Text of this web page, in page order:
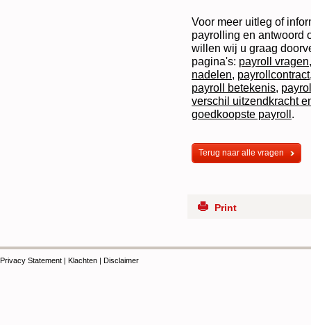
Voor meer uitleg of
payrolling en antwoord
willen wij u graag
pagina's: payroll vragen
nadelen, payrollcontract
payroll betekenis,
verschil uitzendkracht
goedkoopste payroll.
Terug naar alle vragen
Print
Privacy Statement | Klachten | Disclaimer